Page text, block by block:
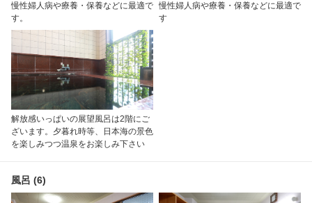
慢性婦人病や療養・保養などに最適で
す。
慢性婦人病や療養・保養などに最適で
す
解放感いっぱいの展望風呂は2階にご
ざいます。夕暮れ時等、日本海の景色
を楽しみつつ温泉をお楽しみ下さい
風呂 (6)